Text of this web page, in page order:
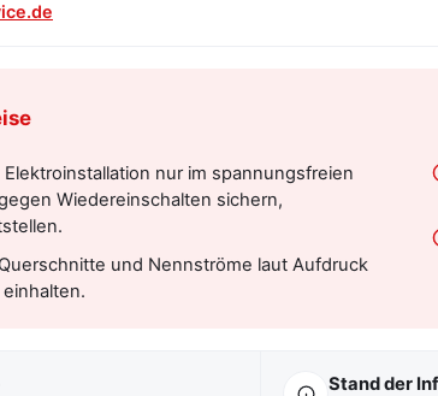
nur im spannungsfreien
Wiedereinschalten sichern,
und Nennströme laut Aufdruck
Stand der